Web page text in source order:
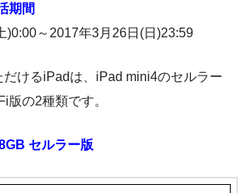
期間
)0:00～2017年3月26日(日)23:59
けるiPadは、iPad mini4のセルラー
版の2種類です。
セルラー版